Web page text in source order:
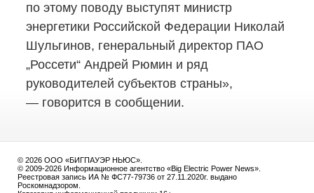
по этому поводу выступят министр
энергетики Российской Федерации Николай
Шульгинов, генеральный директор ПАО
„Россети“ Андрей Рюмин и ряд
руководителей субъектов страны»,
— говорится в сообщении.
© 2026 ООО «БИГПАУЭР НЬЮС».
© 2009-2026 Информационное агентство «Big Electric Power News».
Реестровая запись ИА № ФС77-79736 от 27.11.2020г. выдано
Роскомнадзором.